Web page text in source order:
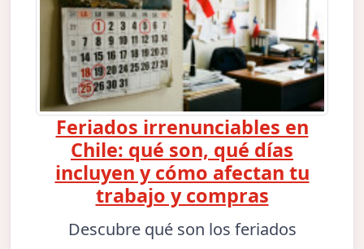
Feriados irrenunciables en
Chile: qué son, qué días
incluyen y cómo afectan tu
trabajo y compras
Descubre qué son los feriados